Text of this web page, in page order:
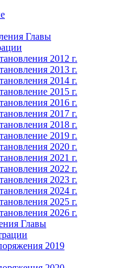
Главы
2012 г.
2013 г.
2014 г.
2015 г.
2016 г.
2017 г.
2018 г.
2019 г.
2020 г.
2021 г.
2022 г.
2023 г.
2024 г.
2025 г.
2026 г.
Главы
2019